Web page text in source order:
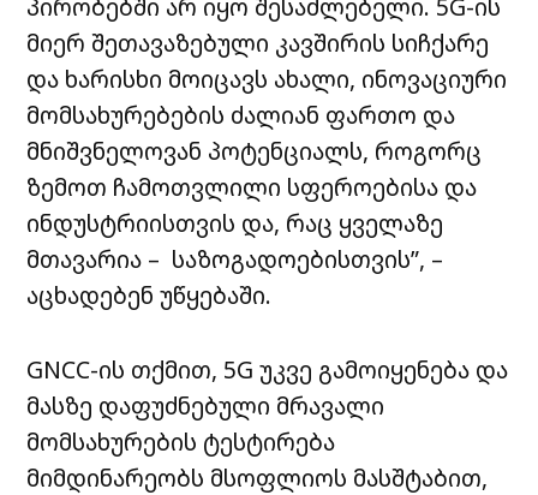
მიერ შეთავაზებული კავშირის სიჩქარე
და ხარისხი მოიცავს ახალი, ინოვაციური
მომსახურებების ძალიან ფართო და
მნიშვნელოვან პოტენციალს, როგორც
ზემოთ ჩამოთვლილი სფეროებისა და
ინდუსტრიისთვის და, რაც ყველაზე
მთავარია – საზოგადოებისთვის”, –
აცხადებენ უწყებაში.
GNCC-ის თქმით, 5G უკვე გამოიყენება და
მასზე დაფუძნებული მრავალი
მომსახურების ტესტირება
მიმდინარეობს მსოფლიოს მასშტაბით,